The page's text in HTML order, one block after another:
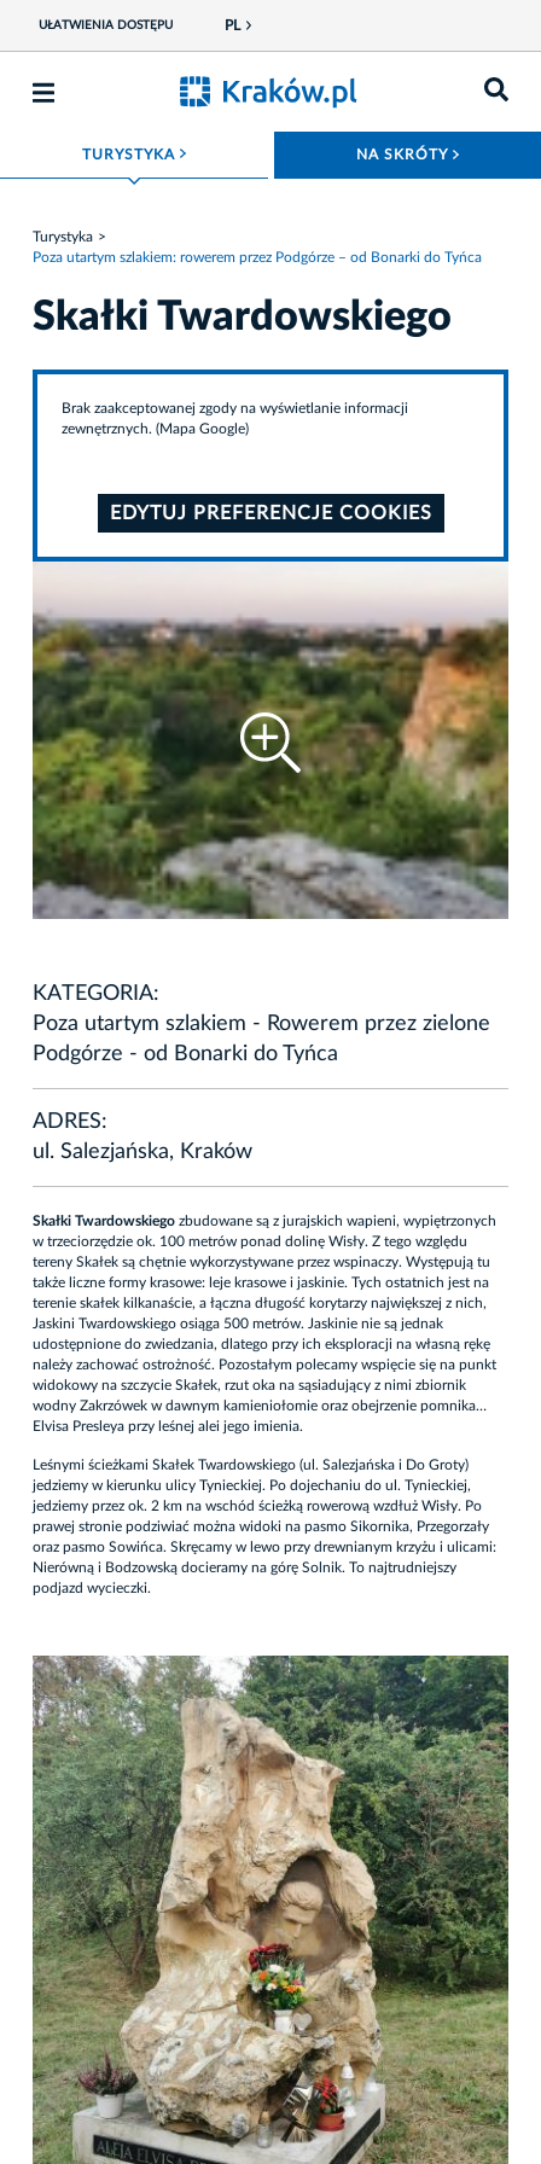
UŁATWIENIA DOSTĘPU PL
TURYSTYKA ROZWIŃ MENU NA SKRÓTY
Turystyka
Poza utartym szlakiem: rowerem przez Podgórze – od Bonarki do Tyńca
Skałki Twardowskiego
Brak zaakceptowanej zgody na wyświetlanie informacji
zewnętrznych. (Mapa Google)
EDYTUJ PREFERENCJE COOKIES
KATEGORIA:
Poza utartym szlakiem - Rowerem przez zielone
Podgórze - od Bonarki do Tyńca
ADRES:
ul. Salezjańska, Kraków
Skałki Twardowskiego zbudowane są z jurajskich wapieni, wypiętrzonych
w trzeciorzędzie ok. 100 metrów ponad dolinę Wisły. Z tego względu
tereny Skałek są chętnie wykorzystywane przez wspinaczy. Występują tu
także liczne formy krasowe: leje krasowe i jaskinie. Tych ostatnich jest na
terenie skałek kilkanaście, a łączna długość korytarzy największej z nich,
Jaskini Twardowskiego osiąga 500 metrów. Jaskinie nie są jednak
udostępnione do zwiedzania, dlatego przy ich eksploracji na własną rękę
należy zachować ostrożność. Pozostałym polecamy wspięcie się na punkt
widokowy na szczycie Skałek, rzut oka na sąsiadujący z nimi zbiornik
wodny Zakrzówek w dawnym kamieniołomie oraz obejrzenie pomnika…
Elvisa Presleya przy leśnej alei jego imienia.
Leśnymi ścieżkami Skałek Twardowskiego (ul. Salezjańska i Do Groty)
jedziemy w kierunku ulicy Tynieckiej. Po dojechaniu do ul. Tynieckiej,
jedziemy przez ok. 2 km na wschód ścieżką rowerową wzdłuż Wisły. Po
prawej stronie podziwiać można widoki na pasmo Sikornika, Przegorzały
oraz pasmo Sowińca. Skręcamy w lewo przy drewnianym krzyżu i ulicami:
Nierówną i Bodzowską docieramy na górę Solnik. To najtrudniejszy
podjazd wycieczki.